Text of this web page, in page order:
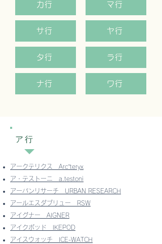
カ行
サ行
タ行
ナ行
マ行
ヤ行
ラ行
ワ行
ア行
​アークテリクス
Arc’teryx
ア・テストーニ
a.testoni
アーバンリサーチ
URBAN RESEARCH
アールエスダブリュー
RSW
アイグナー
AIGNER
アイクポッド
IKEPOD
アイスウォッチ
ICE-WATCH